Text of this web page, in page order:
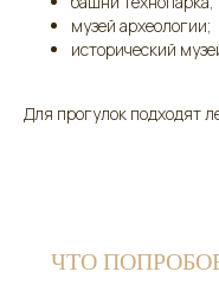
музей археологии;
исторический
Для прогулок подходят
ЧТО